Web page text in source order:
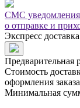
СМС уведомления
о отправке и
Экспресс доставка
Предварительная
Стоимость
оформления
Минимальная